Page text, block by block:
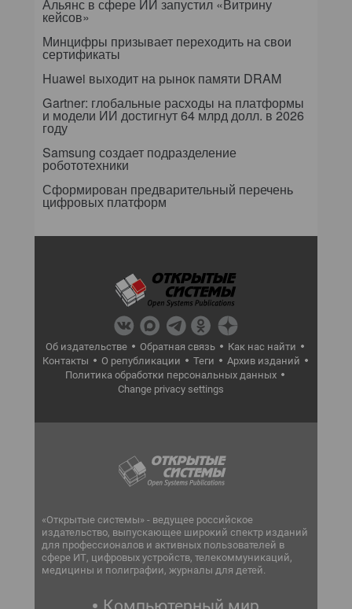
Альянс в сфере ИИ запустил «Витрину
кейсов»
Минцифры призывает переходить на свои
сертификаты
Huawei выходит на рынок памяти DRAM
Gartner: глобальные расходы на платформы
и модели ИИ достигнут 64 млрд долл. в 2026
году
Samsung создает подразделение
робототехники
Сформирован предварительный перечень
цифровых платформ
Об издательстве Обратная связь
Как нас найти
Контакты
О републикации Теги
Архив изданий
Политика обработки персональных данных
Change privacy settings
«Открытые системы» - ведущее российское
издательство, выпускающее широкий спектр изданий
для профессионалов и активных пользователей в
сфере ИТ, цифровых устройств, телекоммуникаций,
медицины и полиграфии, журналы для детей.